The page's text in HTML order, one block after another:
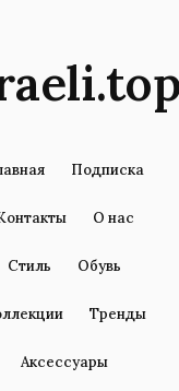
Подписка
О нас
Стиль Обувь
Тренды
Аксессуары